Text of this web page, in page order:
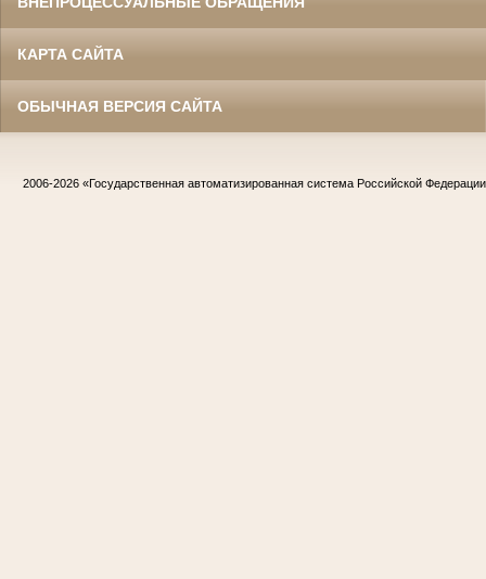
КАРТА САЙТА
ОБЫЧНАЯ ВЕРСИЯ САЙТА
2006-2026 «Государственная автоматизированная система Российской